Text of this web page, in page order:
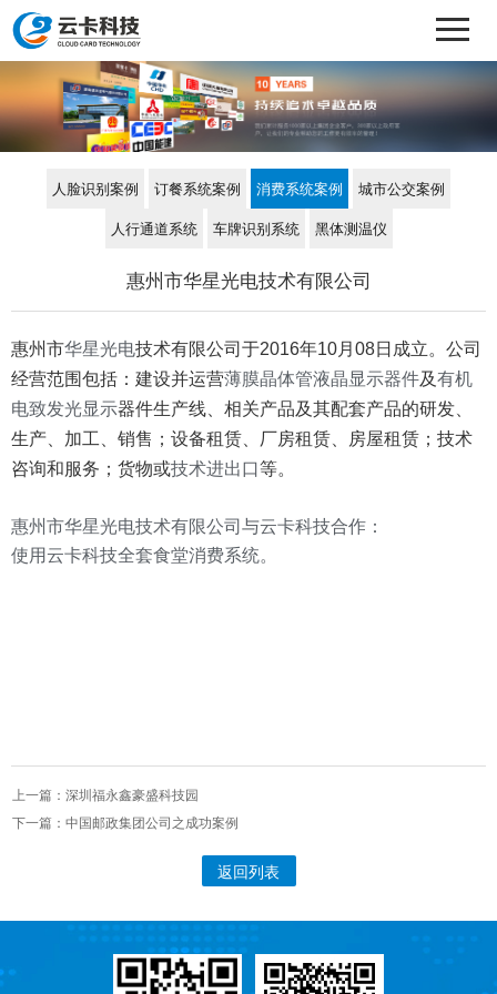
人脸识别案例 订餐系统案例 消费系统案例
城市公交案例
人行通道系统
车牌识别系统 黑体测温仪
惠州市华星光电技术有限公司
惠州市华星光电技术有限公司于2016年10月08日成立。 公司
经营范围包括：建设并运营薄膜晶体管液晶显示器件及有机
电致发光显示器件生产线、相关产品及其配套产品的研发、
生产、加工、销售；设备租赁、厂房租赁、房屋租赁；技术
咨询和服务；货物或技术进出口等。
惠州市华星光电技术有限公司与云卡科技合作：
使用云卡科技全套食堂消费系统。
上一篇：深圳福永鑫豪盛科技园
下一篇：中国邮政集团公司之成功案例
返回列表